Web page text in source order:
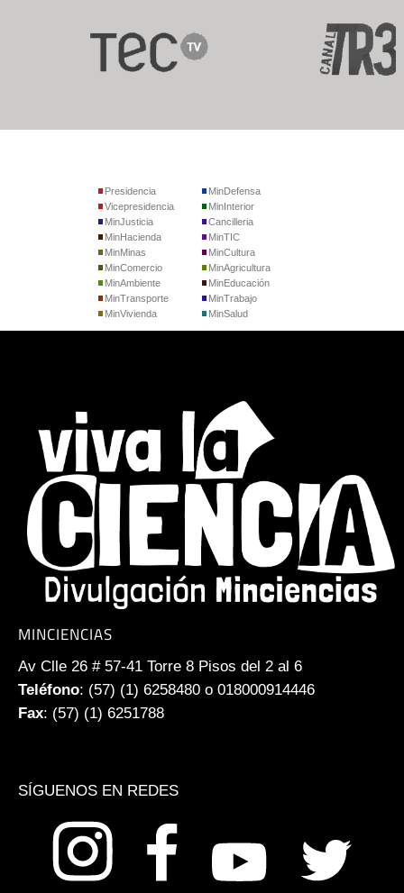
Presidencia
Vicepresidencia
MinJusticia
MinDefensa
MinInterior
Cancilleria
MinHacienda
MinMinas
MinComercio
MinTIC
MinCultura
MinAgricultura
MinAmbiente
MinTransporte
MinVivienda
MinEducación
MinTrabajo
MinSalud
MINCIENCIAS
Av Clle 26 # 57-41 Torre 8 Pisos del 2 al 6
Teléfono: (57) (1) 6258480 o 018000914446
Fax: (57) (1) 6251788
SÍGUENOS EN REDES